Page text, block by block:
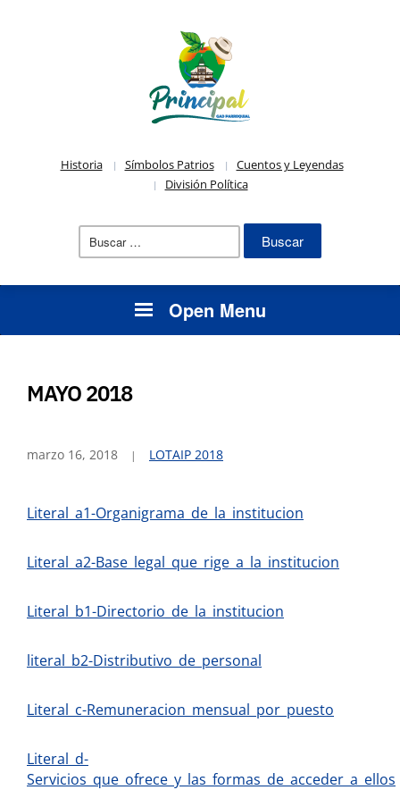
Historia Símbolos Patrios
Cuentos y Leyendas
División Política
Buscar:
Open Menu
MAYO 2018
marzo 16, 2018 LOTAIP 2018
Literal_a1-Organigrama_de_la_institucion
Literal_a2-Base_legal_que_rige_a_la_institucion
Literal_b1-Directorio_de_la_institucion
literal_b2-Distributivo_de_personal
Literal_c-Remuneracion_mensual_por_puesto
Literal_d-
Servicios_que_ofrece_y_las_formas_de_acceder_a_ellos